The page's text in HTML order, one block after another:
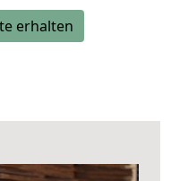
erhalten